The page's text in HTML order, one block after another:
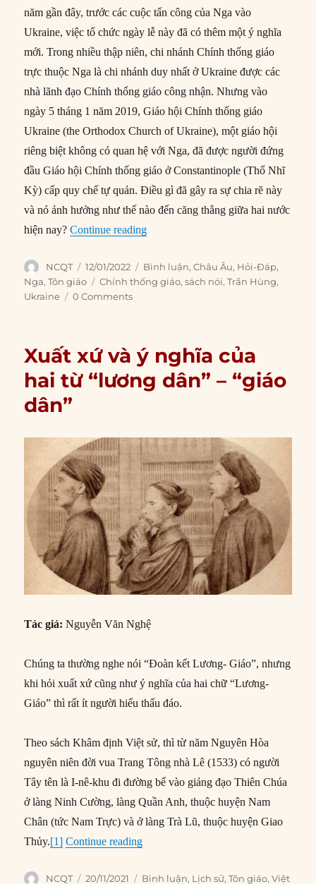
năm gần đây, trước các cuộc tấn công của Nga vào
Ukraine, việc tổ chức ngày lễ này đã có thêm một ý nghĩa
mới. Trong nhiều thập niên, chi nhánh Chính thống giáo
trực thuộc Nga là chi nhánh duy nhất ở Ukraine được các
nhà lãnh đạo Chính thống giáo công nhận. Nhưng vào
ngày 5 tháng 1 năm 2019, Giáo hội Chính thống giáo
Ukraine (the Orthodox Church of Ukraine), một giáo hội
riêng biệt không có quan hệ với Nga, đã được người đứng
đầu Giáo hội Chính thống giáo ở Constantinople (Thổ Nhĩ
Kỳ) cấp quy chế tự quản. Điều gì đã gây ra sự chia rẽ này
và nó ảnh hưởng như thế nào đến căng thẳng giữa hai nước
hiện nay?Continue reading“Tại sao Giáo hội Chính thống giáo
Author
NCQT
Posted
on
12/01/2022 Categories
Bình luận,Châu Âu, Hỏi-Đáp,
Nga,Tôn giáo Tags
Chính thống giáo,sách nói,Trần Hùng,
Ukraine
0 Comments
Xuất xứ và ý nghĩa của
hai từ “lương dân” – “giáo
dân”
Tác giả: Nguyễn Văn Nghệ
Chúng ta thường nghe nói “Đoàn kết Lương- Giáo”, nhưng
khi hỏi xuất xứ cũng như ý nghĩa của hai chữ “Lương-
Giáo” thì rất ít người hiểu thấu đáo.
Theo sách Khâm định Việt sử, thì từ năm Nguyên Hòa
nguyên niên đời vua Trang Tông nhà Lê (1533) có người
Tây tên là I-nê-khu đi đường bể vào giảng đạo Thiên Chúa
ở làng Ninh Cường, làng Quần Anh, thuộc huyện Nam
Chân (tức Nam Trực) và ở làng Trà Lũ, thuộc huyện Giao
Thủy.[1] Continue reading“Xuất xứ và ý nghĩa của hai từ “lương
Author
NCQT Posted
20/11/2021 Categories
Bình luận, Lịch sử,Tôn giáo,Việt